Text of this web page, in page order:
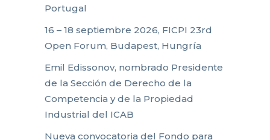
Portugal
16 – 18 septiembre 2026, FICPI 23rd
Open Forum, Budapest, Hungría
Emil Edissonov, nombrado Presidente
de la Sección de Derecho de la
Competencia y de la Propiedad
Industrial del ICAB
Nueva convocatoria del Fondo para